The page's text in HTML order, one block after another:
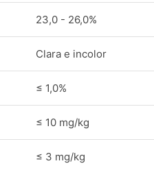
23,0 - 26,0%
Clara e incolor
≤ 1,0%
≤ 10 mg/kg
≤ 3 mg/kg